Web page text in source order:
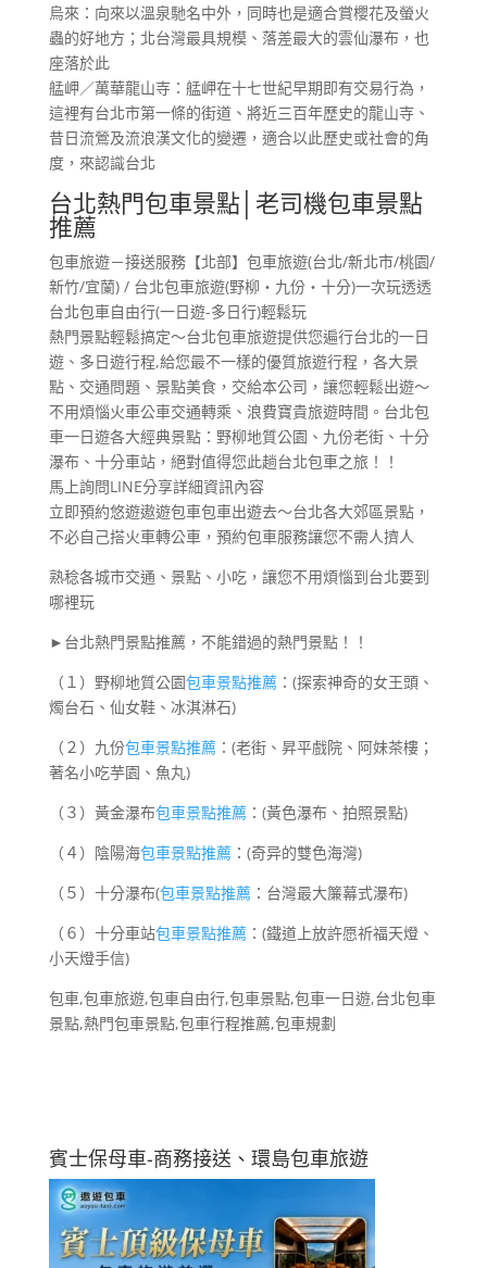
烏來：向來以溫泉馳名中外，同時也是適合賞櫻花及螢火
蟲的好地方；北台灣最具規模、落差最大的雲仙瀑布，也
座落於此
艋岬／萬華龍山寺：艋岬在十七世紀早期即有交易行為，
這裡有台北市第一條的街道、將近三百年歷史的龍山寺、
昔日流鶯及流浪漢文化的變遷，適合以此歷史或社會的角
度，來認識台北
台北熱門包車景點│老司機包車景點
推薦
包車旅遊－接送服務【北部】包車旅遊(台北/新北市/桃園/
新竹/宜蘭) / 台北包車旅遊(野柳‧九份‧十分)一次玩透透
台北包車自由行(一日遊-多日行)輕鬆玩
熱門景點輕鬆搞定～台北包車旅遊提供您遍行台北的一日
遊、多日遊行程,給您最不一樣的優質旅遊行程，各大景
點、交通問題、景點美食，交給本公司，讓您輕鬆出遊～
不用煩惱火車公車交通轉乘、浪費寶貴旅遊時間。台北包
車一日遊各大經典景點：野柳地質公園、九份老街、十分
瀑布、十分車站，絕對值得您此趟台北包車之旅！！
馬上詢問LINE分享詳細資訊內容
立即預約悠遊遨遊包車包車出遊去～台北各大郊區景點，
不必自己搭火車轉公車，預約包車服務讓您不需人擠人
熟稔各城市交通、景點、小吃，讓您不用煩惱到台北要到
哪裡玩
►台北熱門景點推薦，不能錯過的熱門景點！！
（１）野柳地質公園包車景點推薦：(探索神奇的女王頭、
燭台石、仙女鞋、冰淇淋石)
（２）九份包車景點推薦：(老街、昇平戲院、阿妹茶樓；
著名小吃芋園、魚丸)
（３）黃金瀑布包車景點推薦：(黃色瀑布、拍照景點)
（４）陰陽海包車景點推薦：(奇异的雙色海灣)
（５）十分瀑布(包車景點推薦：台灣最大簾幕式瀑布)
（６）十分車站包車景點推薦：(鐵道上放許愿祈福天燈、
小天燈手信)
包車,包車旅遊,包車自由行,包車景點,包車一日遊,台北包車
景點,熱門包車景點,包車行程推薦,包車規劃
賓士保母車-商務接送、環島包車旅遊